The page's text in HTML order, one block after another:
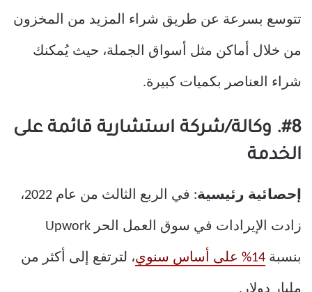
تتوسع بسرعة عن طريق شراء المزيد من المخزون
من خلال أماكن مثل أسواق الجملة، حيث يُمكنك
شراء العناصر بكميات كبيرة.
#8. وكالة/شركة استشارية قائمة على
الخدمة
إحصائية رئيسية : في الربع الثالث من عام 2022،
زادت الإيرادات في سوق العمل الحر Upwork
بنسبة 14% على أساس سنوي ، لترتفع إلى أكثر من